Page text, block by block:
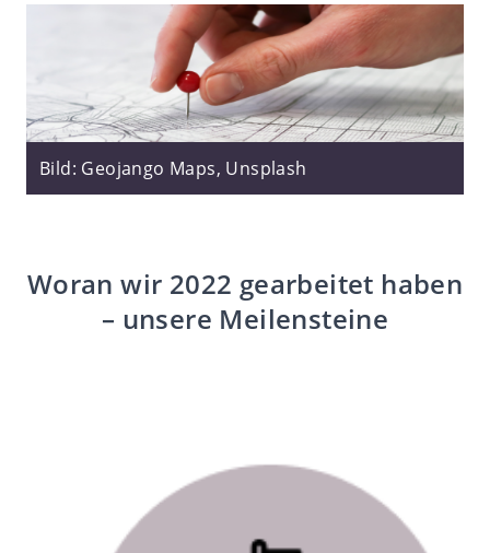
Bild: Geojango Maps, Unsplash
Woran wir 2022 gearbeitet haben
– unsere Meilensteine